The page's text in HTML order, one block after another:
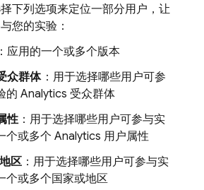
下列选项来定位一部分用户，让
您的实验：
应用的一个或多个版本
众群体：用于选择哪些用户可参
的 Analytics 受众群体
性：用于选择哪些用户可参与实
个或多个 Analytics 用户属性
区 ：用于选择哪些用户可参与实
个或多个国家或地区